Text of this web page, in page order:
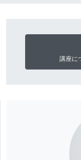
講座に